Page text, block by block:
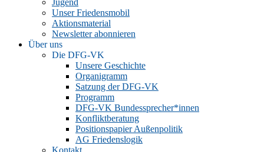
Jugend
Unser Friedensmobil
Aktionsmaterial
Newsletter abonnieren
Über uns
Die DFG-VK
Unsere Geschichte
Organigramm
Satzung der DFG-VK
Programm
DFG-VK Bundessprecher*innen
Konfliktberatung
Positionspapier Außenpolitik
AG Friedenslogik
Kontakt